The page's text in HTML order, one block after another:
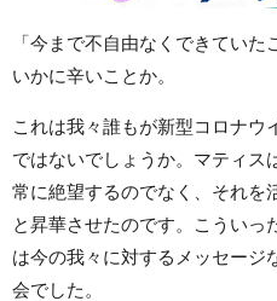
「今まで不自由なくできてい
いかに辛いことか。
これは我々誰もが新型コロナウ
ではないでしょうか。マティス
常に絶望するのでなく、それを
と昇華させたのです。こういっ
は今の我々に対するメッセージ
会でした。